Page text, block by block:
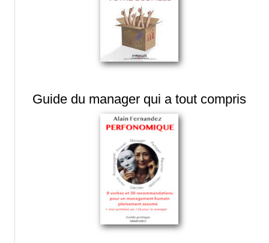
Guide du manager qui a tout compris